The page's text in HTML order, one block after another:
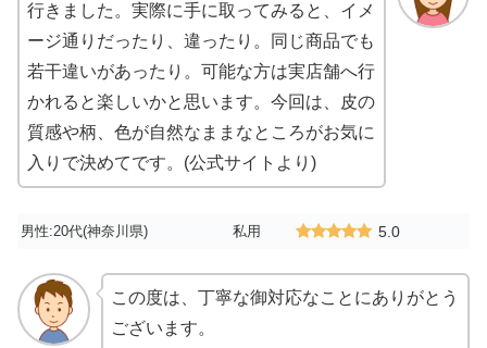
行きました。実際に手に取ってみると、イメ
ージ通りだったり、違ったり。同じ商品でも
若干違いがあったり。可能な方は実店舗へ行
かれると楽しいかと思います。今回は、皮の
質感や柄、色が自然なままなところがお気に
入りで決めてです。(公式サイトより)
男性:20代(神奈川県) 私用 5.0
この度は、丁寧な御対応なことにありがとう
ございます。